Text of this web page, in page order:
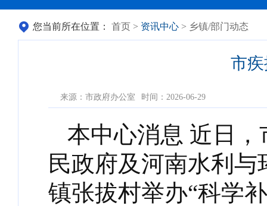
您当前所在位置： 首页 > 资讯中心 > 乡镇/部门动态
市
来源：市政府办公室 时间：2026-06-29
本中心消息 近日
民政府及河南水利
镇张拔村举办“科学